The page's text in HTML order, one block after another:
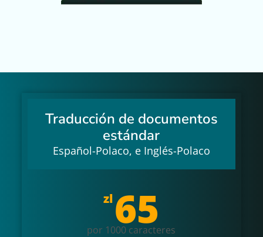
Traducción de documentos
estándar
Español-Polaco, e Inglés-Polaco
zl65
por 1000 caracteres